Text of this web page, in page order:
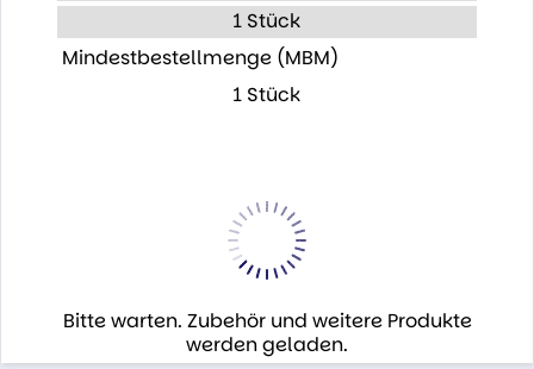
1 Stück
Mindestbestellmenge (MBM)
1 Stück
Bitte warten. Zubehör und weitere Produkte
werden geladen.